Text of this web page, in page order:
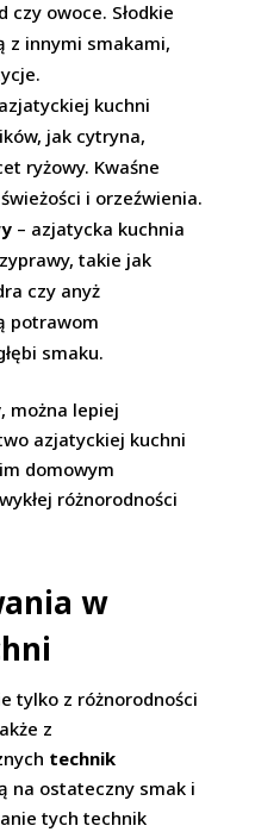
owoce. Słodkie
z innymi smakami,
kuchni
jak cytryna,
ryżowy. Kwaśne
i orzeźwienia.
– azjatycka kuchnia
takie jak
czy anyż
potrawom
smaku.
, można lepiej
azjatyckiej kuchni
domowym
różnorodności
w
tylko z różnorodności
z
technik
na ostateczny smak i
tych technik